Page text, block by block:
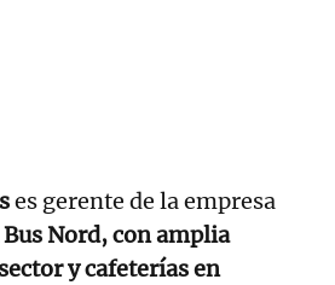
es gerente de la empresa
Nord, con amplia
y cafeterías en